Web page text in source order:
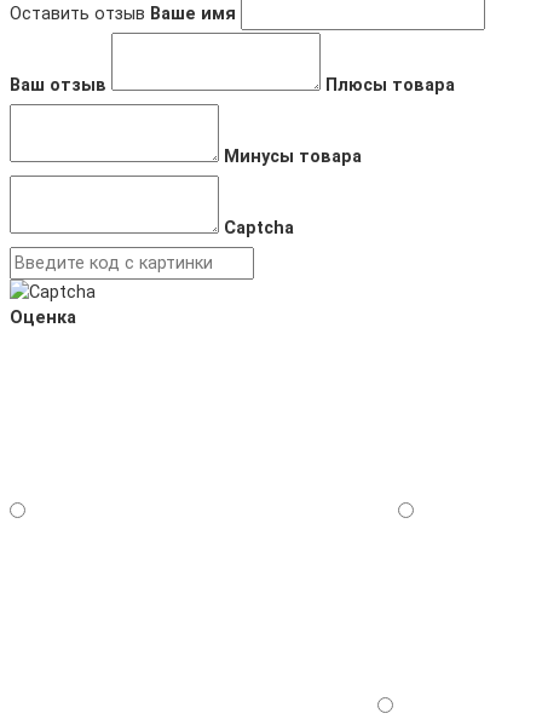
Оставить отзыв Ваше имя
Ваш отзыв Плюсы товара
Минусы товара
Captcha
Оценка